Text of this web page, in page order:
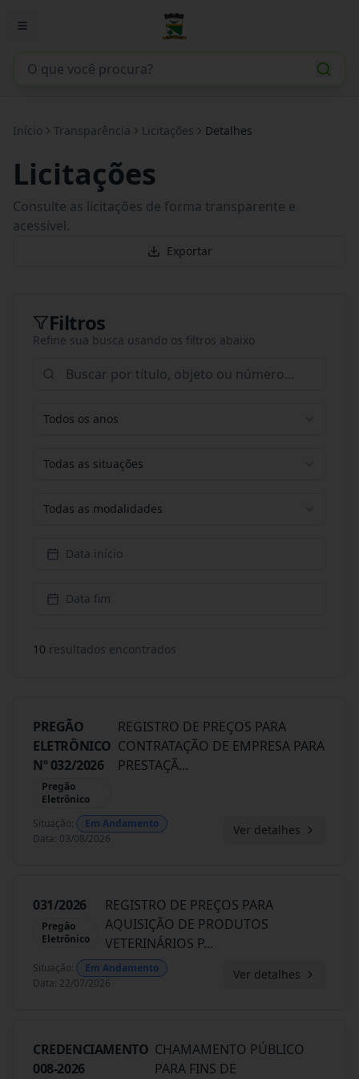
Início Transparência Licitações Detalhes
Licitações
Consulte as licitações de forma transparente e
acessível.
Exportar
Filtros
Refine sua busca usando os filtros abaixo
Todos os anos
Todas as situações
Todas as modalidades
Data início
Data fim
10 resultados encontrados
PREGÃO
ELETRÔNICO
Nº 032/2026
Pregão
Eletrônico
REGISTRO DE PREÇOS PARA
CONTRATAÇÃO DE EMPRESA PARA
PRESTAÇÃ...
Situação:
Em Andamento
Data: 03/08/2026
Ver detalhes
031/2026
Pregão
Eletrônico
REGISTRO DE PREÇOS PARA
AQUISIÇÃO DE PRODUTOS
VETERINÁRIOS P...
Situação:
Em Andamento
Data: 22/07/2026
Ver detalhes
CREDENCIAMENTO
008-2026
CHAMAMENTO PÚBLICO
PARA FINS DE